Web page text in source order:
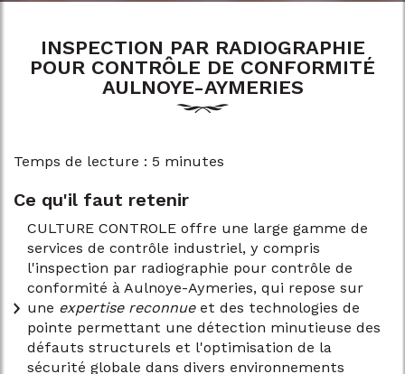
INSPECTION PAR RADIOGRAPHIE
POUR CONTRÔLE DE CONFORMITÉ
AULNOYE-AYMERIES
Temps de lecture : 5 minutes
Ce qu'il faut retenir
CULTURE CONTROLE offre une large gamme de
services de contrôle industriel, y compris
l'inspection par radiographie pour contrôle de
conformité à Aulnoye-Aymeries, qui repose sur
une expertise reconnueet des technologies de
pointe permettant une détection minutieuse des
défauts structurels et l'optimisation de la
sécurité globale dans divers environnements